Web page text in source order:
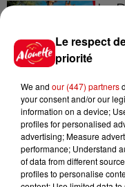
Le
de
Le respect
priorité
We and our (447) partners
your consent and/or our
information on a device;
profiles for personalised
advertising; Measure
performance; Understand
of data from different
profiles to personalise